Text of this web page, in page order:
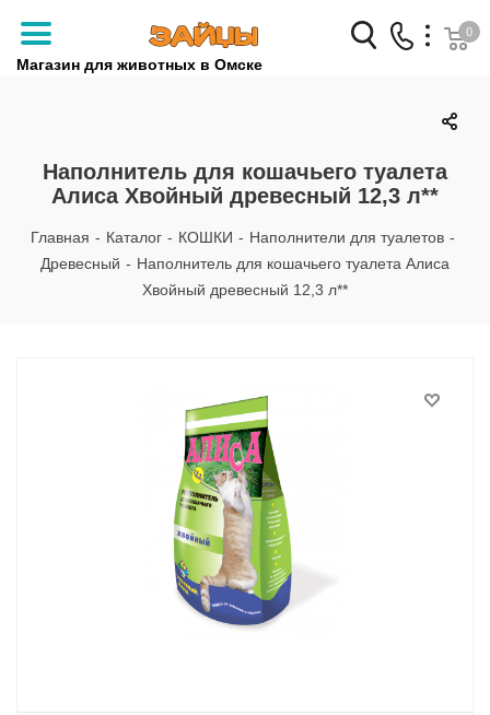
Магазин для животных в Омске
Заказать звонок
+7 (950) 959-88-32
0
Наполнитель для кошачьего туалета
Алиса Хвойный древесный 12,3 л**
Главная - Каталог - КОШКИ - Наполнители для туалетов -
Древесный - Наполнитель для кошачьего туалета Алиса
Хвойный древесный 12,3 л**